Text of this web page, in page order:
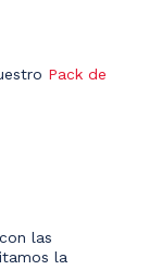
Pack de
las
la